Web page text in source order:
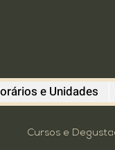
e Unidades
Cursos e